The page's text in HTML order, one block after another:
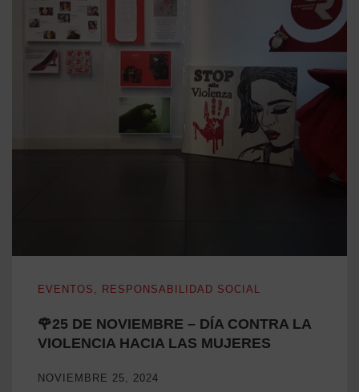
EVENTOS , RESPONSABILIDAD SOCIAL
🌹25 DE NOVIEMBRE – DÍA CONTRA LA
VIOLENCIA HACIA LAS MUJERES
NOVIEMBRE 25, 2024